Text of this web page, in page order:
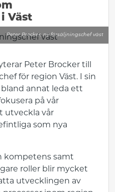
Väst
Peter Brocker, ny försäljningschef väst
Peter Brocker till
för region Väst. I sin
annat leda ett
på vår
utveckla vår
som nya
kompetens samt
roller blir mycket
utvecklingen av